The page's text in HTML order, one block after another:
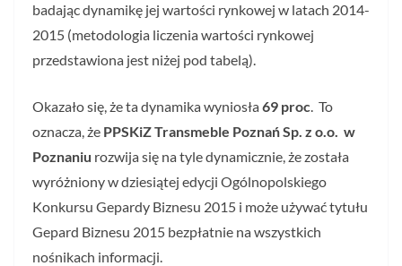
badając dynamikę jej wartości rynkowej w latach 2014-
2015 (metodologia liczenia wartości rynkowej
przedstawiona jest niżej pod tabelą).
Okazało się, że ta dynamika wyniosła69 proc. To
oznacza, że PPSKiZ Transmeble Poznań Sp. z o.o. w
Poznaniu rozwija się na tyle dynamicznie, że została
wyróżniony w dziesiątej edycji Ogólnopolskiego
Konkursu Gepardy Biznesu 2015 i może używać tytułu
Gepard Biznesu 2015 bezpłatnie na wszystkich
nośnikach informacji.